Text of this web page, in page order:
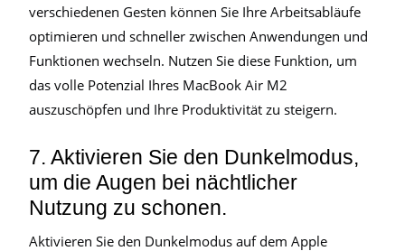
verschiedenen Gesten können Sie Ihre Arbeitsabläufe
optimieren und schneller zwischen Anwendungen und
Funktionen wechseln. Nutzen Sie diese Funktion, um
das volle Potenzial Ihres MacBook Air M2
auszuschöpfen und Ihre Produktivität zu steigern.
7. Aktivieren Sie den Dunkelmodus,
um die Augen bei nächtlicher
Nutzung zu schonen.
Aktivieren Sie den Dunkelmodus auf dem Apple